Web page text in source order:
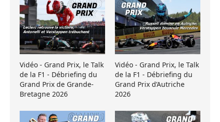
Vidéo - Grand Prix, le Talk
de la F1 - Débriefing du
Grand Prix de Grande-
Bretagne 2026
Vidéo - Grand Prix, le Talk
de la F1 - Débriefing du
Grand Prix d’Autriche
2026